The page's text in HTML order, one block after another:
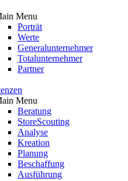
Menu
Porträt
Werte
Generalunternehmer
Totalunternehmer
Partner
Menu
Beratung
StoreScouting
Analyse
Kreation
Planung
Beschaffung
Ausführung